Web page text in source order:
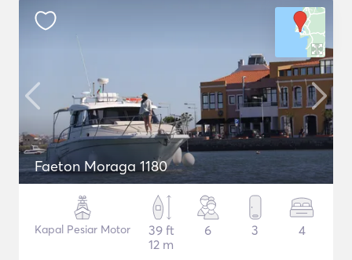
Faeton Moraga 1180
Kapal Pesiar Motor
39 ft
12 m
6 3 4